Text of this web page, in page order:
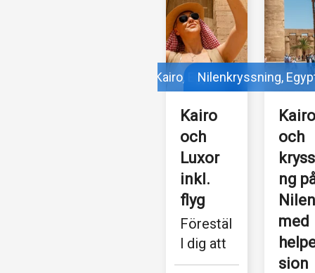
Kairo, Egypten
Kairo
och
Luxor
inkl.
flyg
Förestäl
l dig att
sätta
Nilenkryssning,
Kairo
och
ng
Nilen
med
sion